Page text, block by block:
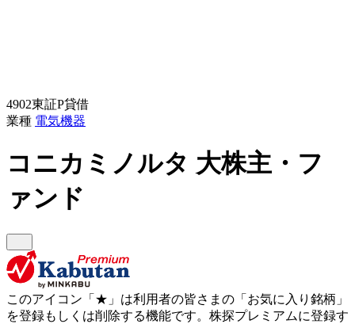
4902東証P貸借
業種 電気機器
コニカミノルタ 大株主・フ
ァンド
このアイコン 「★」 は利用者の皆さまの 「お気に入り銘柄」
を登録もしくは削除する機能です。 株探プレミアムに登録す